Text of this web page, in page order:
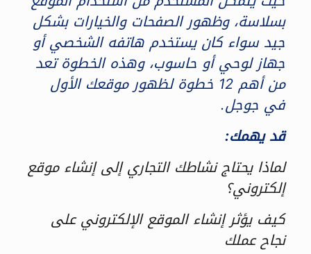
بسلاسة، وظهور الصفحات والخيارات بشكل
جيد سواء كان يستخدم هاتفه الشخصي أو
جهاز لوحي أو حاسوب، وهذه الخطوة تعد
من أهم 12 خطوة لظهور موقعك الأول
في جوجل.
قد يهمك:
لماذا يحتاج نشاطك التجاري إلى إنشاء موقع
إلكتروني؟
كيف يؤثر إنشاء الموقع الإلكتروني على
نجاح عملك